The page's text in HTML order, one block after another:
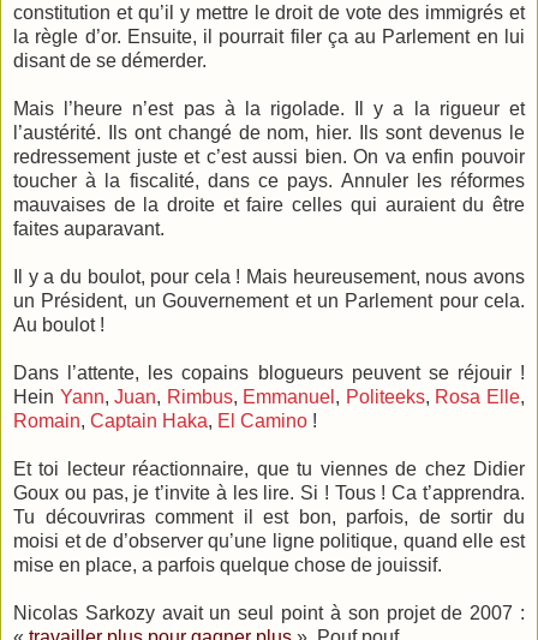
constitution et qu’il y mettre le droit de vote des immigrés et
la règle d’or. Ensuite, il pourrait filer ça au Parlement en lui
disant de se démerder.
Mais l’heure n’est pas à la rigolade. Il y a la rigueur et
l’austérité. Ils ont changé de nom, hier. Ils sont devenus le
redressement juste et c’est aussi bien. On va enfin pouvoir
toucher à la fiscalité, dans ce pays. Annuler les réformes
mauvaises de la droite et faire celles qui auraient du être
faites auparavant.
Il y a du boulot, pour cela ! Mais heureusement, nous avons
un Président, un Gouvernement et un Parlement pour cela.
Au boulot !
Dans l’attente, les copains blogueurs peuvent se réjouir !
Hein Yann,Juan, Rimbus, Emmanuel , Politeeks, Rosa Elle,
Romain, Captain Haka, El Camino !
Et toi lecteur réactionnaire, que tu viennes de chez Didier
Goux ou pas, je t’invite à les lire. Si ! Tous ! Ca t’apprendra.
Tu découvriras comment il est bon, parfois, de sortir du
moisi et de d’observer qu’une ligne politique, quand elle est
mise en place, a parfois quelque chose de jouissif.
Nicolas Sarkozy avait un seul point à son projet de 2007 :